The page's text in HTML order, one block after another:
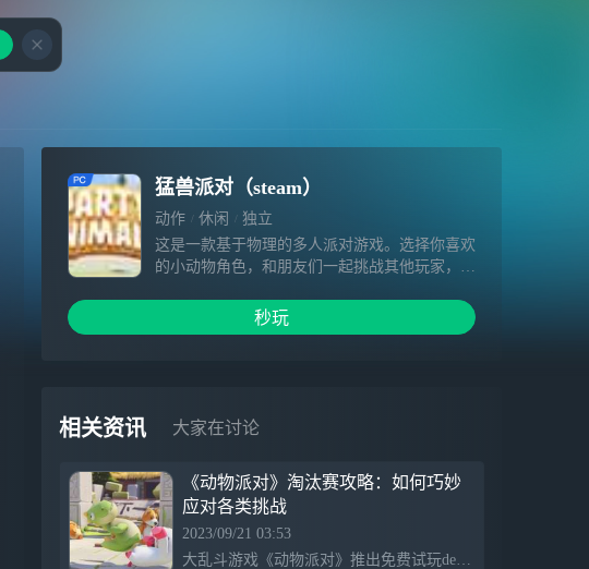
猛兽派对（steam）
动作 休闲
独立
这是一款基于物理的多人派对游戏。选择你喜欢
的小动物角色，和朋友们一起挑战其他玩家，或
秒玩
相关资讯 大家在讨论
《动物派对》淘汰赛攻略：如何巧妙
应对各类挑战
2023/09/21 03:53
大乱斗游戏《动物派对》推出免费试玩demo，吸引6万玩家试玩。在游戏中，飞机模式需要将敌人推下飞机，游戏胜利者需要三次获得皇冠。潜艇模式下，玩家需要抓住物品避免被海水冲走，并且潜艇会不断下沉，直至只剩一个人。武道会是擂台形式，玩家需注意不要掉到擂台外的坑里，同时要防止被毒气缩圈毒死。